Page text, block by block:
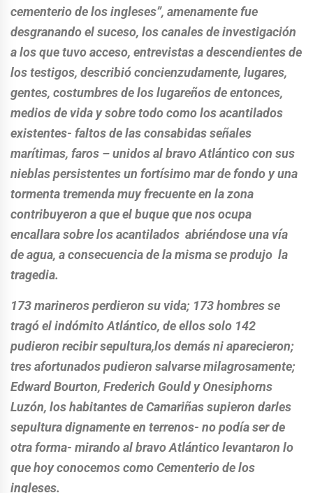
cementerio de los ingleses”, amenamente fue
desgranando el suceso, los canales de investigación
a los que tuvo acceso, entrevistas a descendientes de
los testigos, describió concienzudamente, lugares,
gentes, costumbres de los lugareños de entonces,
medios de vida y sobre todo como los acantilados
existentes- faltos de las consabidas señales
marítimas, faros – unidos al bravo Atlántico con sus
nieblas persistentes un fortísimo mar de fondo y una
tormenta tremenda muy frecuente en la zona
contribuyeron a que el buque que nos ocupa
encallara sobre los acantilados abriéndose una vía
de agua, a consecuencia de la misma se produjo la
tragedia.
173 marineros perdieron su vida; 173 hombres se
tragó el indómito Atlántico, de ellos solo 142
pudieron recibir sepultura,los demás ni aparecieron;
tres afortunados pudieron salvarse milagrosamente;
Edward Bourton, Frederich Gould y Onesiphorns
Luzón, los habitantes de Camariñas supieron darles
sepultura dignamente en terrenos- no podía ser de
otra forma- mirando al bravo Atlántico levantaron lo
que hoy conocemos como Cementerio de los
ingleses.